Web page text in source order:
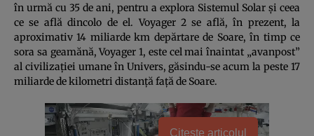
în urmă cu 35 de ani, pentru a explora Sistemul Solar şi ceea
ce se află dincolo de el. Voyager 2 se află, în prezent, la
aproximativ 14 miliarde km depărtare de Soare, în timp ce
sora sa geamănă, Voyager 1, este cel mai înaintat „avanpost”
al civilizaţiei umane în Univers, găsindu-se acum la peste 17
miliarde de kilometri distanţă faţă de Soare.
Citește articolul